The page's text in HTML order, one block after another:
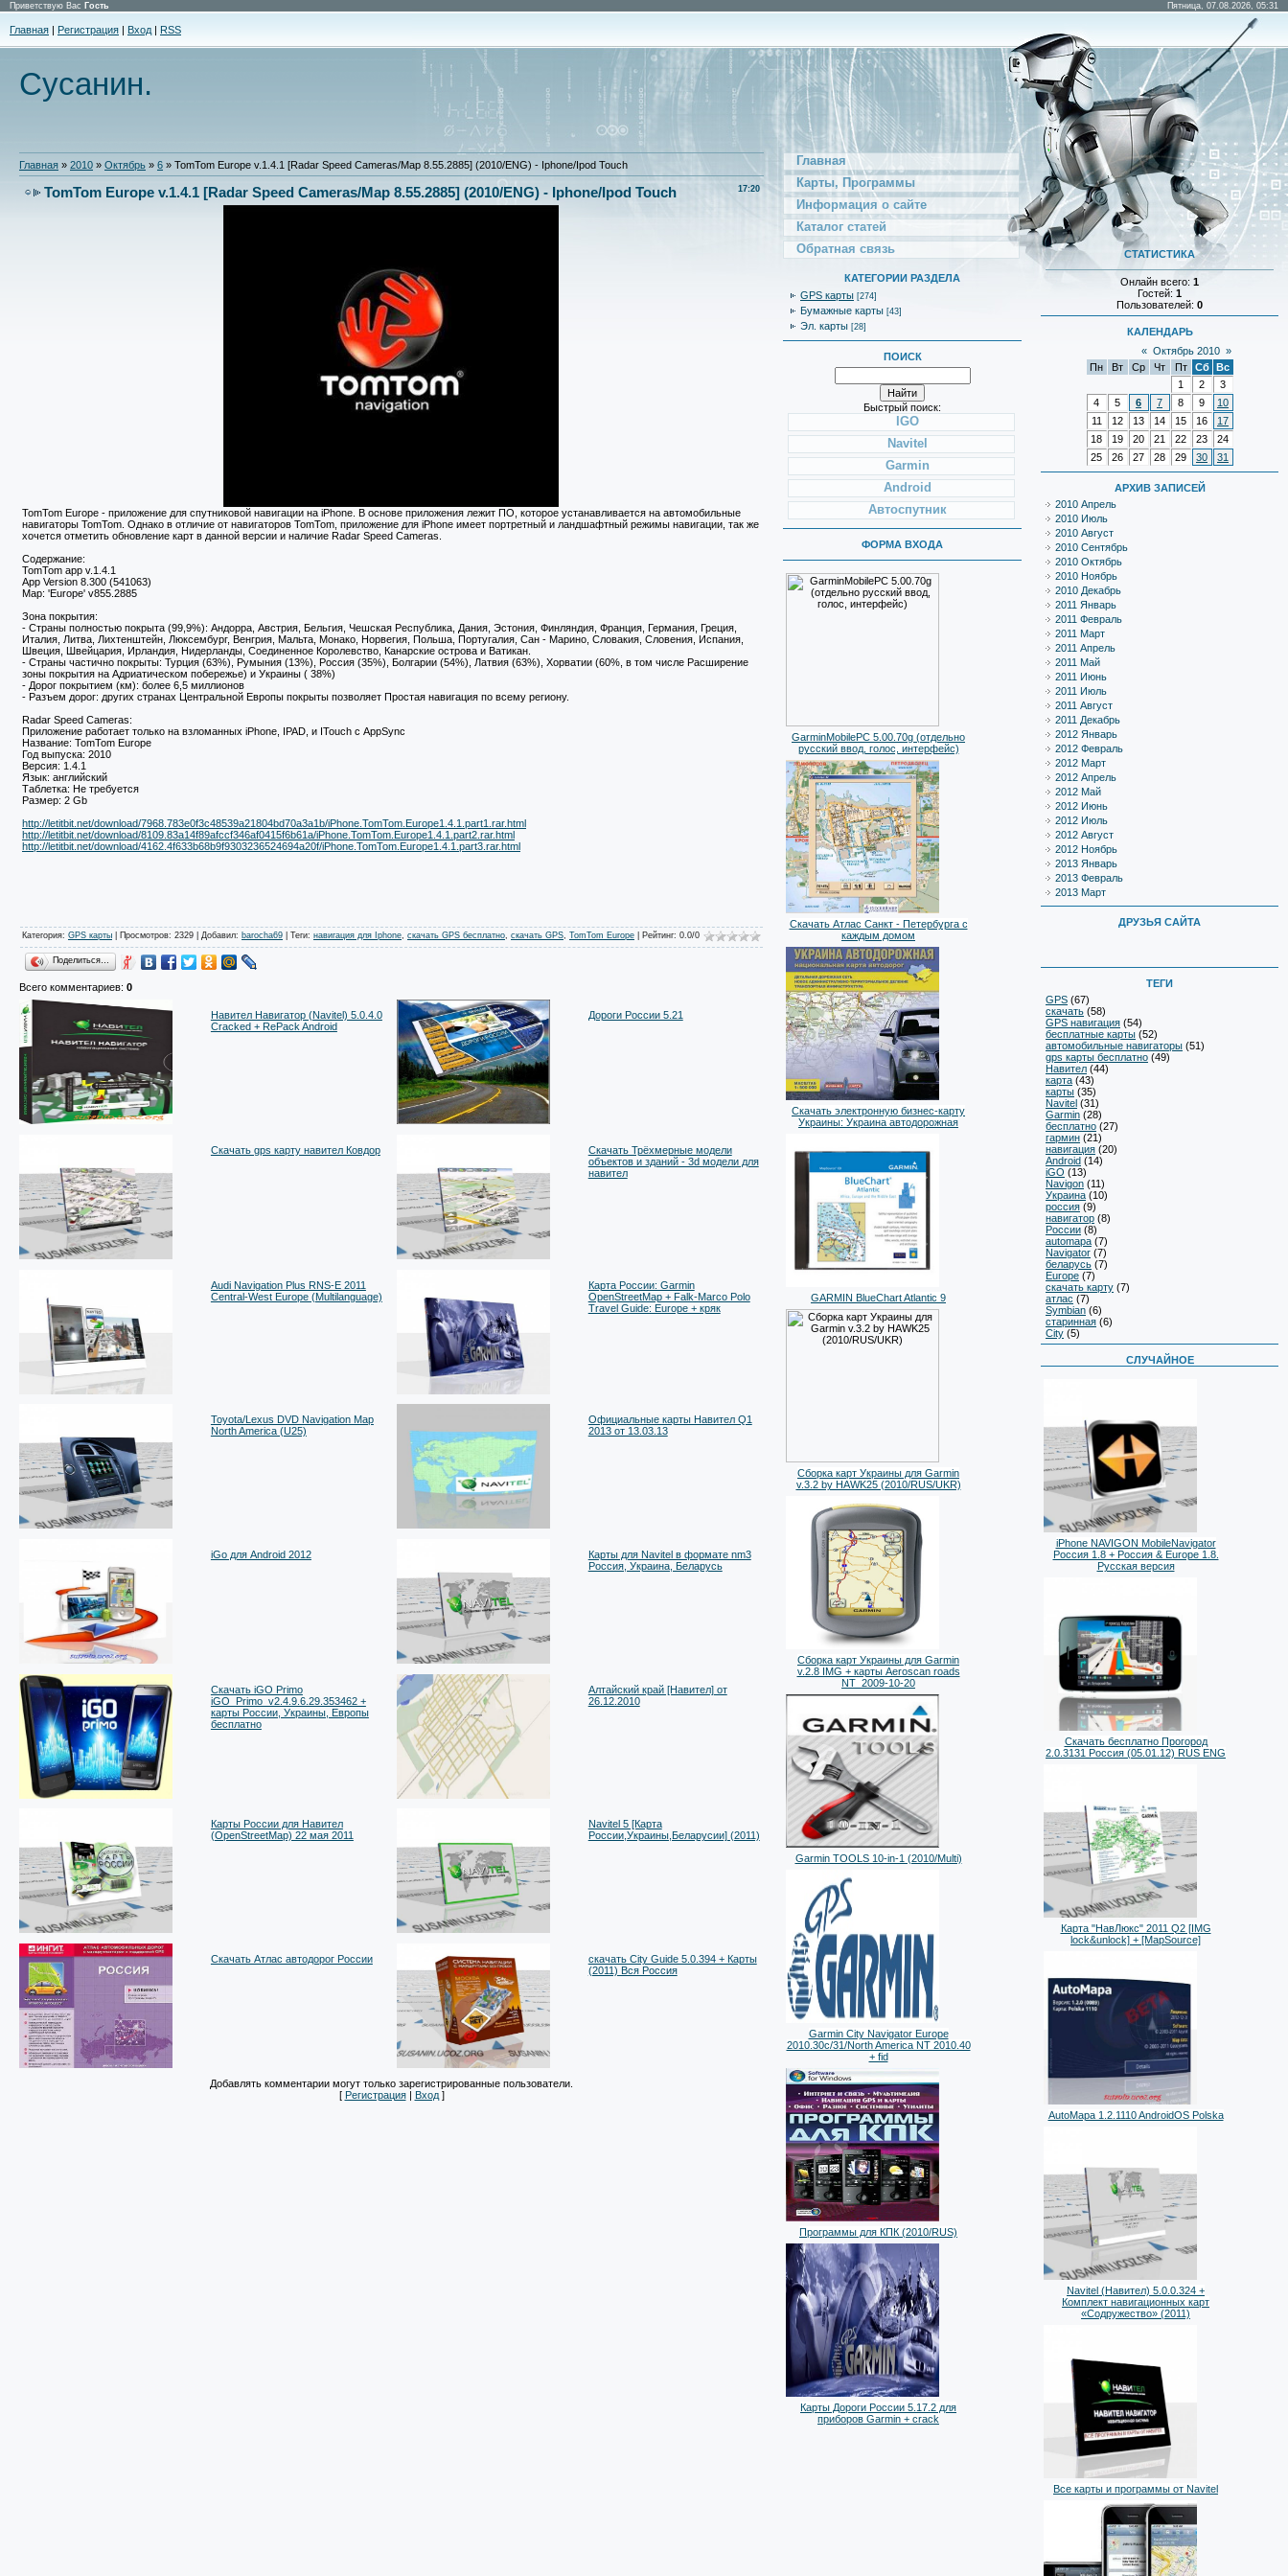
Приветствую Вас Гость Пятница, 07.08.2026, 05:31
Главная | Регистрация | Вход | RSS
Сусанин.
Главная » 2010 » Октябрь » 6 » TomTom Europe v.1.4.1 [Radar Speed Cameras/Map 8.55.2885] (2010/ENG) - Iphone/Ipod Touch
17:20
TomTom Europe v.1.4.1 [Radar Speed Cameras/Map 8.55.2885] (2010/ENG) - Iphone/Ipod Touch
TomTom Europe - приложение для спутниковой навигации на iPhone. В основе приложения лежит ПО, которое устанавливается на автомобильные
навигаторы TomTom. Однако в отличие от навигаторов TomTom, приложение для iPhone имеет портретный и ландшафтный режимы навигации, так же
хочется отметить обновление карт в данной версии и наличие Radar Speed Cameras.
Содержание:
TomTom app v.1.4.1
App Version 8.300 (541063)
Map: 'Europe' v855.2885
Зона покрытия:
- Страны полностью покрыта (99,9%): Андорра, Австрия, Бельгия, Чешская Республика, Дания, Эстония, Финляндия, Франция, Германия, Греция,
Италия, Литва, Лихтенштейн, Люксембург, Венгрия, Мальта, Монако, Норвегия, Польша, Португалия, Сан - Марино, Словакия, Словения, Испания,
Швеция, Швейцария, Ирландия, Нидерланды, Соединенное Королевство, Канарские острова и Ватикан.
- Страны частично покрыты: Турция (63%), Румыния (13%), Россия (35%), Болгарии (54%), Латвия (63%), Хорватии (60%, в том числе Расширение
зоны покрытия на Адриатическом побережье) и Украины ( 38%)
- Дорог покрытием (км): более 6,5 миллионов
- Разъем дорог: других странах Центральной Европы покрыты позволяет Простая навигация по всему региону.
Radar Speed Cameras:
Приложение работает только на взломанных iPhone, IPAD, и ITouch с AppSync
Название: TomTom Europe
Год выпуска: 2010
Версия: 1.4.1
Язык: английский
Таблетка: Не требуется
Размер: 2 Gb
http://letitbit.net/download/7968.783e0f3c48539a21804bd70a3a1b/iPhone.TomTom.Europe1.4.1.part1.rar.html
http://letitbit.net/download/8109.83a14f89afccf346af0415f6b61a/iPhone.TomTom.Europe1.4.1.part2.rar.html
http://letitbit.net/download/4162.4f633b68b9f9303236524694a20f/iPhone.TomTom.Europe1.4.1.part3.rar.html
Категория: GPS карты Просмотров: 2329 | Добавил: barocha69 Теги: навигация для Iphone, скачать GPS бесплатно, скачать GPS, TomTom Europe Рейтинг: 0.0/0
Поделиться…
Всего комментариев: 0
Навител Навигатор (Navitel) 5.0.4.0
Cracked + RePack Android
Дороги России 5.21
Скачать gps карту навител Ковдор
Скачать Трёхмерные модели
объектов и зданий - 3d модели для
навител
Audi Navigation Plus RNS-E 2011
Central-West Europe (Multilanguage)
Карта России: Garmin
OpenStreetMap + Falk-Marco Polo
Travel Guide: Europe + кряк
Toyota/Lexus DVD Navigation Map
North America (U25)
Официальные карты Навител Q1
2013 от 13.03.13
iGo для Android 2012
Карты для Navitel в формате nm3
Россия, Украина, Беларусь
Скачать iGO Primo
iGO_Primo_v2.4.9.6.29.353462 +
карты России, Украины, Европы
бесплатно
Алтайский край [Навител] от
26.12.2010
Карты России для Навител
(OpenStreetMap) 22 мая 2011
Navitel 5 [Карта
России,Украины,Беларусии] (2011)
Скачать Атлас автодорог России
cкачать City Guide 5.0.394 + Карты
(2011) Вся Россия
Добавлять комментарии могут только зарегистрированные пользователи.
[ Регистрация| Вход]
Главная
Карты, Программы
Информация о сайте
Каталог статей
Обратная связь
КАТЕГОРИИ РАЗДЕЛА
GPS карты [274]
Бумажные карты [43]
Эл. карты [28]
ПОИСК
Быстрый поиск:
IGO
Navitel
Garmin
Android
Автоспутник
ФОРМА ВХОДА
GarminMobilePC 5.00.70g (отдельно
русский ввод, голос, интерфейс)
Скачать Атлас Санкт - Петербурга с
каждым домом
Скачать электронную бизнес-карту
Украины: Украина автодорожная
GARMIN BlueChart Atlantic 9
Сборка карт Украины для Garmin
v.3.2 by HAWK25 (2010/RUS/UKR)
Сборка карт Украины для Garmin
v.2.8 IMG + карты Aeroscan roads
NT_2009-10-20
Garmin TOOLS 10-in-1 (2010/Multi)
Garmin City Navigator Europe
2010.30c/31/North America NT 2010.40
+ fid
Программы для КПК (2010/RUS)
Карты Дороги России 5.17.2 для
приборов Garmin + crack
СТАТИСТИКА
Онлайн всего: 1
Гостей: 1
Пользователей: 0
КАЛЕНДАРЬ
« Октябрь 2010 »
Пн
Вт Ср Чт Пт Сб
Вс
1
2
3
4
5 6 7 8 9
10
11
12 13 14 15 16
17
18
19 20 21 22 23
24
25
26 27 28 29 30 31
АРХИВ ЗАПИСЕЙ
2010 Апрель
2010 Июль
2010 Август
2010 Сентябрь
2010 Октябрь
2010 Ноябрь
2010 Декабрь
2011 Январь
2011 Февраль
2011 Март
2011 Апрель
2011 Май
2011 Июнь
2011 Июль
2011 Август
2011 Декабрь
2012 Январь
2012 Февраль
2012 Март
2012 Апрель
2012 Май
2012 Июнь
2012 Июль
2012 Август
2012 Ноябрь
2013 Январь
2013 Февраль
2013 Март
ДРУЗЬЯ САЙТА
ТЕГИ
GPS (67)
скачать (58)
GPS навигация (54)
бесплатные карты (52)
автомобильные навигаторы (51)
gps карты бесплатно (49)
Навител (44)
карта (43)
карты (35)
Navitel (31)
Garmin (28)
бесплатно (27)
гармин (21)
навигация (20)
Android (14)
iGO (13)
Navigon (11)
Украина (10)
россия (9)
навигатор (8)
России (8)
automapa (7)
Navigator (7)
беларусь (7)
Europe (7)
скачать карту (7)
атлас (7)
Symbian (6)
старинная (6)
City (5)
СЛУЧАЙНОЕ
iPhone NAVIGON MobileNavigator
Россия 1.8 + Россия & Europe 1.8.
Русская версия
Скачать бесплатно Прогород
2.0.3131 Россия (05.01.12) RUS ENG
Карта "НавЛюкс" 2011 Q2 [IMG
lock&unlock] + [MapSource]
AutoMapa 1.2.1110 AndroidOS Polska
Navitel (Навител) 5.0.0.324 +
Комплект навигационных карт
«Содружество» (2011)
Все карты и программы от Navitel